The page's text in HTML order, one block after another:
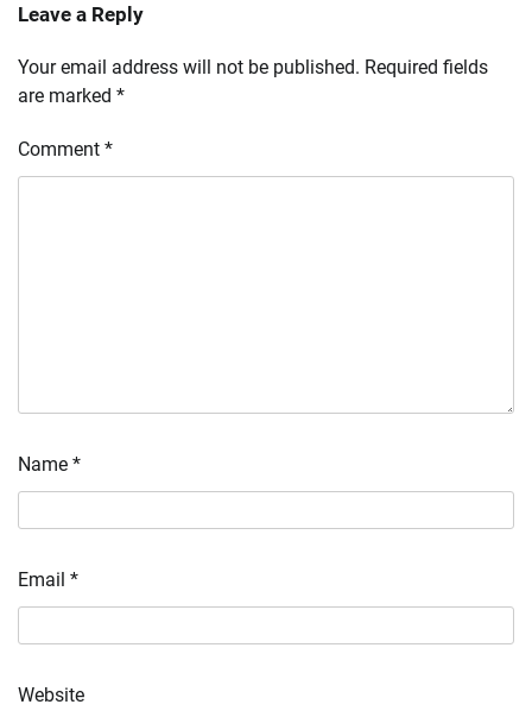
Leave a Reply
Your email address will not be published. Required fields
are marked *
Comment *
Name *
Email *
Website